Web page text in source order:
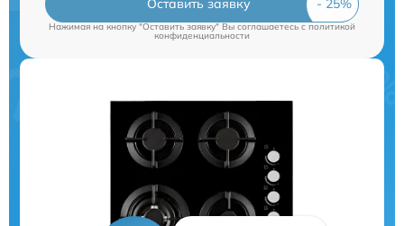
Оставить заявку
Нажимая на кнопку "Оставить заявку" Вы соглашаетесь cполитикой
конфиденциальности